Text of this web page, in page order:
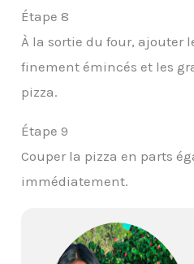
Étape 8
À la sortie du four, ajouter
finement émincés et les
pizza.
Étape 9
Couper la pizza en parts
immédiatement.